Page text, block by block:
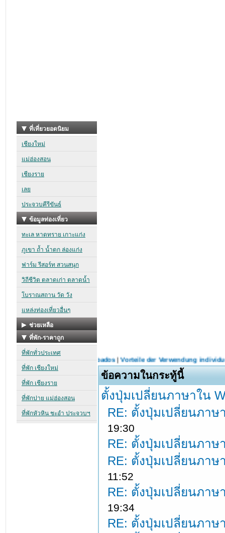
ข้อความในกระทู้นี้
ตั้งปุ่มเปลี่ยนภาษาใน
RE: ตั้งปุ่มเปลี่ยนภาษ
19:30
RE: ตั้งปุ่มเปลี่ยนภาษ
RE: ตั้งปุ่มเปลี่ยนภาษ
11:52
RE: ตั้งปุ่มเปลี่ยนภาษ
19:34
RE: ตั้งปุ่มเปลี่ยนภาษ